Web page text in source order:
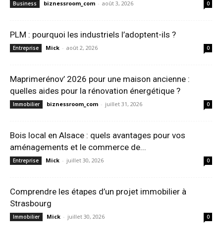
Business biznessroom_com - août 3, 2026 0
PLM : pourquoi les industriels l’adoptent-ils ?
Entreprise Mick - août 2, 2026 0
Maprimerénov’ 2026 pour une maison ancienne :
quelles aides pour la rénovation énergétique ?
Immobilier biznessroom_com - juillet 31, 2026 0
Bois local en Alsace : quels avantages pour vos
aménagements et le commerce de...
Entreprise Mick - juillet 30, 2026 0
Comprendre les étapes d’un projet immobilier à
Strasbourg
Immobilier Mick - juillet 30, 2026 0